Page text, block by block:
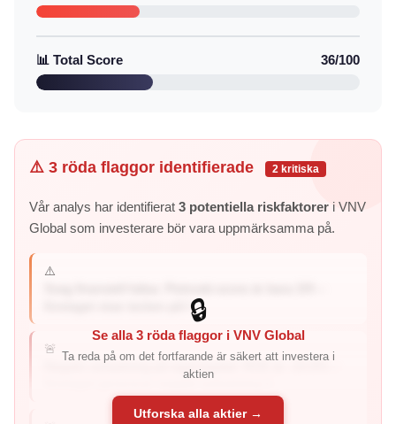
📊 Total Score 36/100
⚠️ 3 röda flaggor identifierade 2 kritiska
Vår analys har identifierat 3 potentiella riskfaktorer i VNV
Global som investerare bör vara uppmärksamma på.
⚠️
företaget visar tecken på f...
🚨
Negativ avkastning på eget kapital: ROE är -24.8% –
🔒
Se alla 3 röda flaggor i VNV Global
Ta reda på om det fortfarande är säkert att investera i
aktien
Utforska alla aktier →